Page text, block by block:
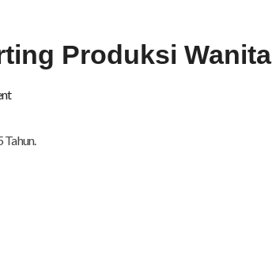
Produksi Wanita